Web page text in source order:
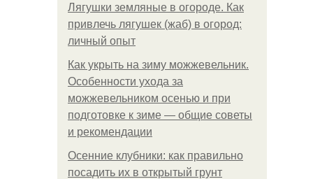
Лягушки земляные в огороде. Как
привлечь лягушек (жаб) в огород:
личный опыт
Как укрыть на зиму можжевельник.
Особенности ухода за
можжевельником осенью и при
подготовке к зиме — общие советы
и рекомендации
Осенние клубники: как правильно
посадить их в открытый грунт